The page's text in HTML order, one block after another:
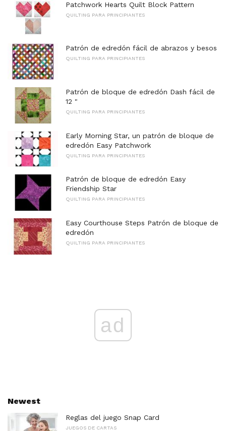
Patchwork Hearts Quilt Block Pattern
QUILTING PARA PRINCIPIANTES
Patrón de edredón fácil de abrazos y besos
QUILTING PARA PRINCIPIANTES
Patrón de bloque de edredón Dash fácil de
12 "
QUILTING PARA PRINCIPIANTES
Early Morning Star, un patrón de bloque de
edredón Easy Patchwork
QUILTING PARA PRINCIPIANTES
Patrón de bloque de edredón Easy
Friendship Star
QUILTING PARA PRINCIPIANTES
Easy Courthouse Steps Patrón de bloque de
edredón
QUILTING PARA PRINCIPIANTES
ad
Newest
Reglas del juego Snap Card
JUEGOS DE CARTAS